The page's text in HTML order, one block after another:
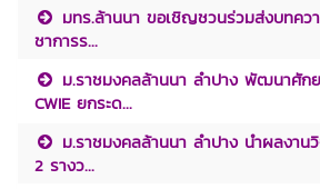
มทร.ล้านนา ขอเชิญชวนร่วมส่งบทคว
ชาการร...
ม.ราชมงคลล้านนา ลำปาง พัฒนาศัก
CWIE ยกระด...
ม.ราชมงคลล้านนา ลำปาง นำผลงาน
2 รางว...